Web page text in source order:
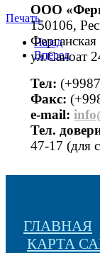
Печать
Назад
Вперед
ООО
150106,
ул.Саноат
Тел:
Факс:
е-mail:
Тел.
47-17 (для
ГЛАВНАЯ
КАРТА